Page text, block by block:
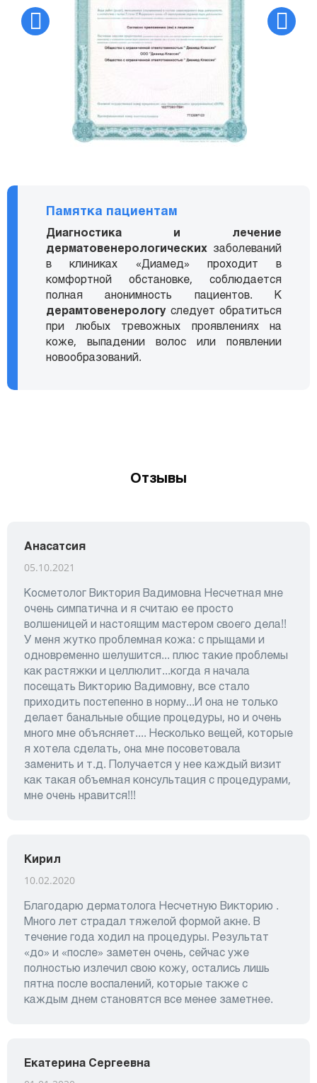
Памятка пациентам
Диагностика и лечение
дерматовенерологических заболеваний
в клиниках «Диамед» проходит в
комфортной обстановке, соблюдается
полная анонимность пациентов. К
дерамтовенерологу следует обратиться
при любых тревожных проявлениях на
коже, выпадении волос или появлении
новообразований.
Отзывы
Анасатсия
05.10.2021
Косметолог Виктория Вадимовна Несчетная мне
очень симпатична и я считаю ее просто
волшеницей и настоящим мастером своего дела!!
У меня жутко проблемная кожа: с прыщами и
одновременно шелушится... плюс такие проблемы
как растяжки и целлюлит...когда я начала
посещать Викторию Вадимовну, все стало
приходить постепенно в норму...И она не только
делает банальные общие процедуры, но и очень
много мне объясняет.... Несколько вещей, которые
я хотела сделать, она мне посоветовала
заменить и т.д. Получается у нее каждый визит
как такая объемная консультация с процедурами,
мне очень нравится!!!
Кирил
10.02.2020
Благодарю дерматолога Несчетную Викторию .
Много лет страдал тяжелой формой акне. В
течение года ходил на процедуры. Результат
«до» и «после» заметен очень, сейчас уже
полностью излечил свою кожу, остались лишь
пятна после воспалений, которые также с
каждым днем становятся все менее заметнее.
Екатерина Сергеевна